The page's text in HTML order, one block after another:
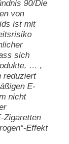
90/Die
von
ist mit
sich
… ,
reduziert
E-
nicht
Zigaretten
Effekt